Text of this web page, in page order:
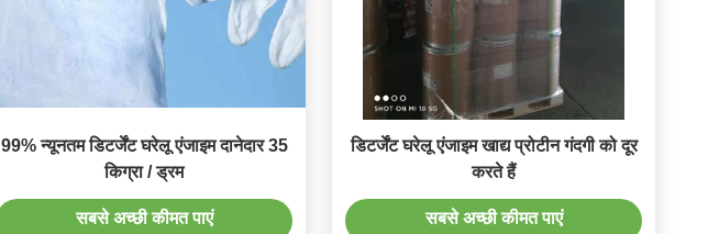
99% न्यूनतम डिटर्जेंट घरेलू एंजाइम दानेदार 35
किग्रा / ड्रम
सबसे अच्छी कीमत पाएं
डिटर्जेंट घरेलू एंजाइम खाद्य प्रोटीन गंदगी को दूर
करते हैं
सबसे अच्छी कीमत पाएं